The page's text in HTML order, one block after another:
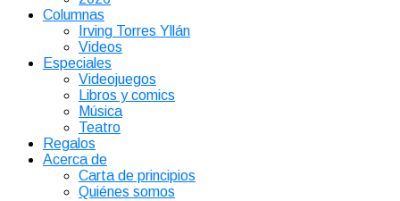
Columnas
Irving Torres Yllán
Videos
Especiales
Videojuegos
Libros y comics
Música
Teatro
Regalos
Acerca de
Carta de principios
Quiénes somos